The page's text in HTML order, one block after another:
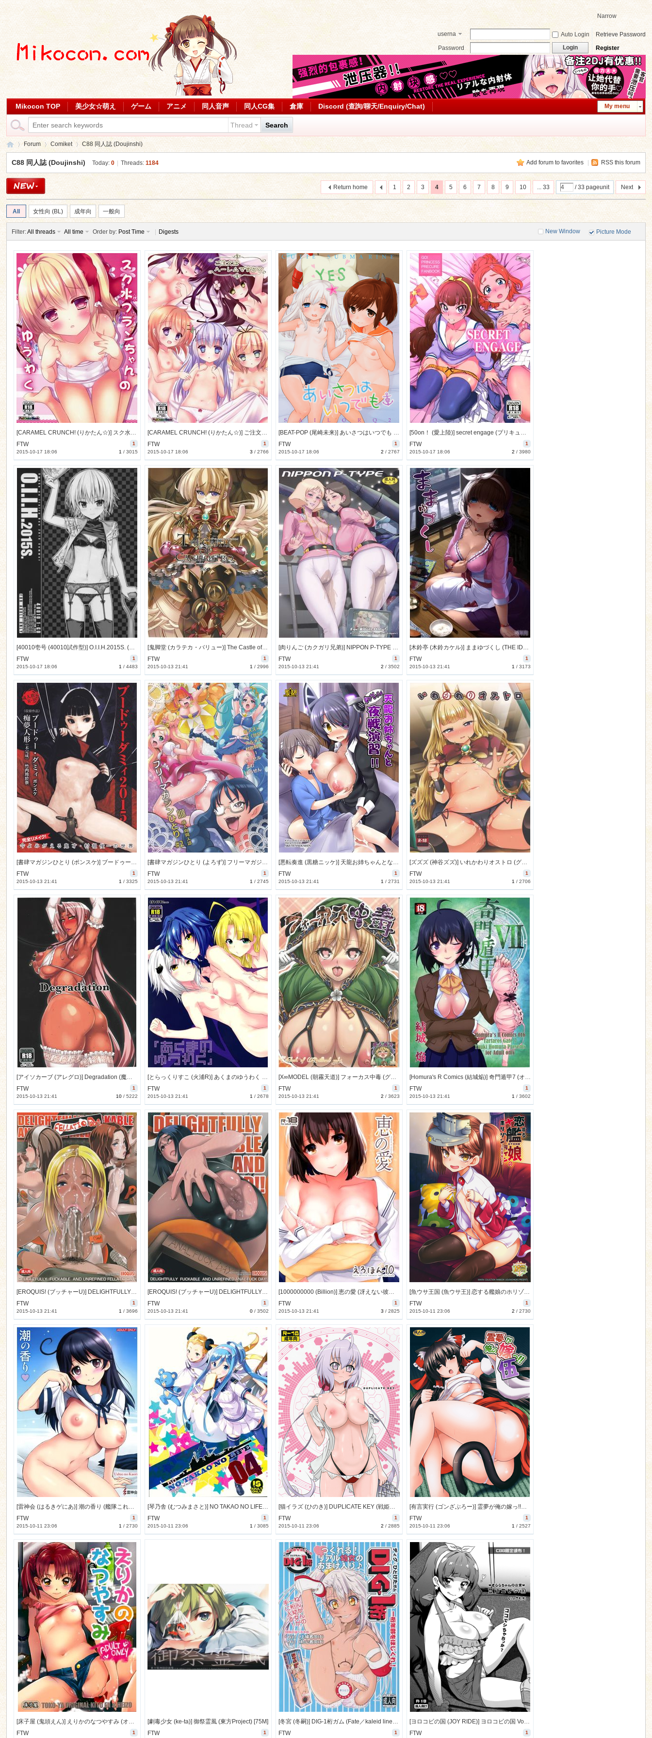
Narrow
userna
Auto Login
Retrieve Password
Password
Login Register
My menu
Mikocon TOP 美少女☆萌え ゲーム アニメ 同人音声 同人CG集 倉庫 Discord (查詢/聊天/Enquiry/Chat)
Thread Search
»
Forum Comiket C88 同人誌 (Doujinshi)
Add forum to favorites RSS this forum
C88 同人誌 (Doujinshi) Today:0 Threads:1184
1 2 3 4 5 6 7 8 9 10 ... 33 / 33 pageunit Next
Return home
All 女性向 (BL) 成年向 一般向
New Window
Filter:All threads All time Order by: Post Time Digests Picture Mode
[CARAMEL CRUNCH! (りかたん☆)] スク水フランちゃんのゆうわく (東方Project) [46M]
1
FTW
1 /3015
2015-10-17 18:06
[CARAMEL CRUNCH! (りかたん☆)] ご注文はハーレムですか？ (ご注文はうさぎですか？) [59M]
1
FTW
3 /2766
2015-10-17 18:06
[BEAT-POP (尾崎未来)] あいさつはいつでも (艦隊これくしょん -艦これ-) [36M]
1
FTW
2 /2767
2015-10-17 18:06
[50on！ (愛上陸)] secret engage (プリキュア) [52M]
1
FTW
2 /3980
2015-10-17 18:06
[40010壱号 (40010試作型)] O.I.I.H.2015S. (よろず) [別スキャン] [44M]
1
FTW
1 /4483
2015-10-17 18:06
[鬼脚堂 (カラテカ・バリュー)] The Castle of Cagliostro (グランブルーファンタジー) [101M]
1
FTW
1 /2996
2015-10-13 21:41
[肉りんご (カクガリ兄弟)] NIPPON P-TYPE (その他) [別スキャン] [221M]
1
FTW
2 /3502
2015-10-13 21:41
[木鈴亭 (木鈴カケル)] ままゆづくし (THE IDOLM@STER) [49M]
1
FTW
1 /3173
2015-10-13 21:41
[書肆マガジンひとり (ポンスケ)] ブードゥーダミィ2015 (オリジナル) [189M]
1
FTW
1 /3325
2015-10-13 21:41
[書肆マガジンひとり (よろず)] フリーマガジンひとり #2 (よろず) [88M]
1
FTW
1 /2745
2015-10-13 21:41
[悪転奏進 (黒糖ニッケ)] 天龍お姉ちゃんとないしょの夜戦演習!! (艦隊これくしょん -艦これ-) [57M]
1
FTW
1 /2731
2015-10-13 21:41
[ズズズ (神谷ズズ)] いれかわりオストロ (グランブルーファンタジー) [121M]
1
FTW
1 /2706
2015-10-13 21:41
[アイソカーブ (アレグロ)] Degradation (魔界騎士イングリッド) [39M]
1
FTW
10 /5222
2015-10-13 21:41
[とらっくりすこ (火浦R)] あくまのゆうわく (ハイスクールD×D) [42M]
1
FTW
1 /2678
2015-10-13 21:41
[X∞MODEL (朝霧天道)] フォーカス中毒 (グランブルーファンタジー) [45M]
1
FTW
2 /3623
2015-10-13 21:41
[Homura's R Comics (結城焔)] 奇門遁甲7 (オリジナル) [42M]
1
FTW
1 /3602
2015-10-13 21:41
[EROQUIS! (ブッチャーU)] DELIGHTFULLY FUCKABLE AND UNREFINED FELLATIO DAY! (オリジナル) [別スキャン] [99M]
1
FTW
1 /3696
2015-10-13 21:41
[EROQUIS! (ブッチャーU)] DELIGHTFULLY FUCKABLE AND UNREFINED ANAL-FUCK DAY! (オリジナル) [別スキャン] [101M]
1
FTW
0 /3502
2015-10-13 21:41
[1000000000 (Billion)] 恵の愛 (冴えない彼女の育てかた) [17M]
1
FTW
3 /2825
2015-10-13 21:41
[魚ウサ王国 (魚ウサ王)] 恋する艦娘のホリゾンライン～龍驤編2～ (艦隊これくしょん -艦これ-) [48M]
1
FTW
2 /2730
2015-10-11 23:06
[雷神会 (はるきゲにあ)] 潮の香り (艦隊これくしょん -艦これ-) [15M]
1
FTW
1 /2730
2015-10-11 23:06
[琴乃舎 (むつみまさと)] NO TAKAO NO LIFE (蒼き鋼のアルペジオ) [13M]
1
FTW
1 /3085
2015-10-11 23:06
[猫イラズ (ひのき)] DUPLICATE KEY (戦姫絶唱シンフォギア) [99M]
1
FTW
2 /2885
2015-10-11 23:06
[有言実行 (ゴンざぶろー)] 霊夢が俺の嫁っ!!伍 (東方Project) [29M]
1
FTW
1 /2527
2015-10-11 23:06
[床子屋 (鬼頭えん)] えりかのなつやすみ (オリジナル) [17M]
1
FTW
[劇毒少女 (ke-ta)] 御祭霊風 (東方Project) [75M]
1
FTW
[冬宮 (冬嗣)] DIG-1桁ガム (Fate／kaleid liner プリズマ☆イリヤ、艦隊これくしょん -艦これ-) [72M]
1
FTW
[ヨロコビの国 (JOY RIDE)] ヨロコビの国 Vol.25.5 きららちゃんの日常 (Go!プリンセスプリキュア) [16M]
1
FTW